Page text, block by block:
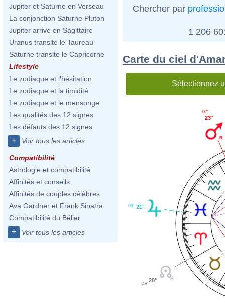
Jupiter et Saturne en Verseau
La conjonction Saturne Pluton
Jupiter arrive en Sagittaire
Uranus transite le Taureau
Saturne transite le Capricorne
Lifestyle
Le zodiaque et l'hésitation
Le zodiaque et la timidité
Le zodiaque et le mensonge
Les qualités des 12 signes
Les défauts des 12 signes
+ Voir tous les articles
Compatibilité
Astrologie et compatibilité
Affinités et conseils
Affinités de couples célèbres
Ava Gardner et Frank Sinatra
Compatibilité du Bélier
+ Voir tous les articles
Chercher par
1 206
Carte du ciel
Sélectionnez
23°
07'
21°
09'
28°
48'